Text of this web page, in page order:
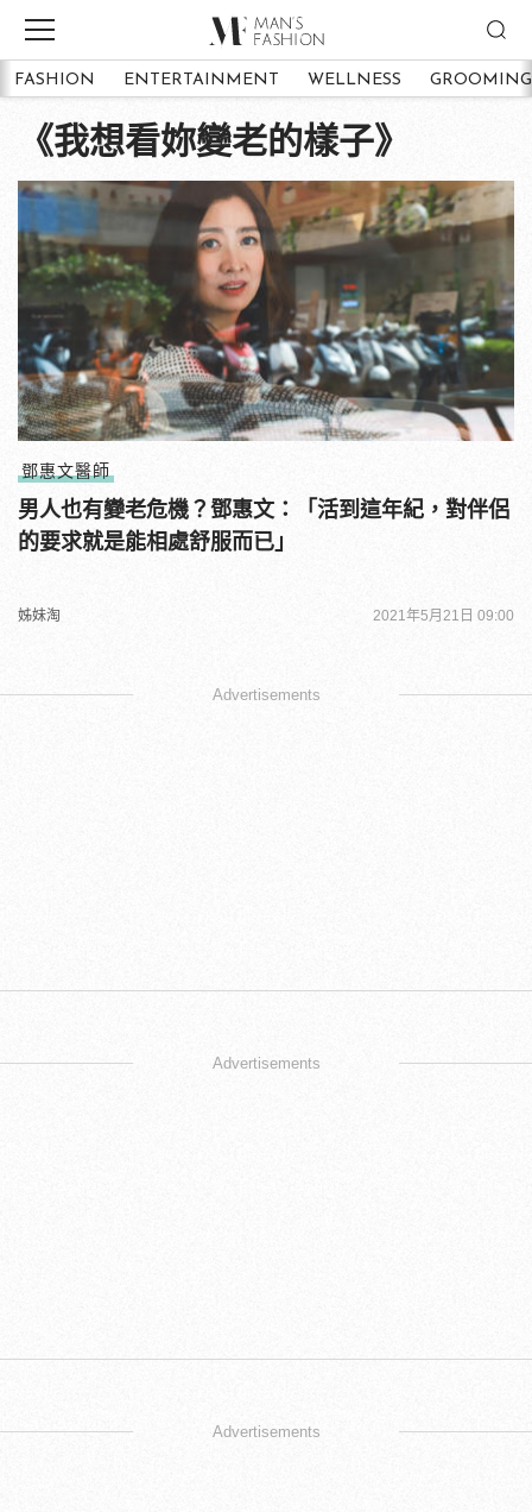
FASHION ENTERTAINMENT WELLNESS GROOMING
《我想看妳變老的樣子》
鄧惠文醫師
男人也有變老危機？鄧惠文：「活到這年紀，對伴侶
的要求就是能相處舒服而已」
姊妹淘 2021年5月21日 09:00
Advertisements
Advertisements
Advertisements